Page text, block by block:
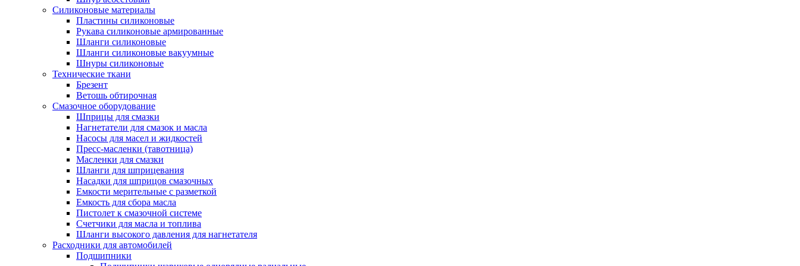
Силиконовые материалы
Пластины силиконовые
Рукава силиконовые армированные
Шланги силиконовые
Шланги силиконовые вакуумные
Шнуры силиконовые
Технические ткани
Брезент
Ветошь обтирочная
Смазочное оборудование
Шприцы для смазки
Нагнетатели для смазок и масла
Насосы для масел и жидкостей
Пресс-масленки (тавотница)
Масленки для смазки
Шланги для шприцевания
Насадки для шприцов смазочных
Емкости мерительные с разметкой
Емкость для сбора масла
Пистолет к смазочной системе
Счетчики для масла и топлива
Шланги высокого давления для нагнетателя
Расходники для автомобилей
Подшипники